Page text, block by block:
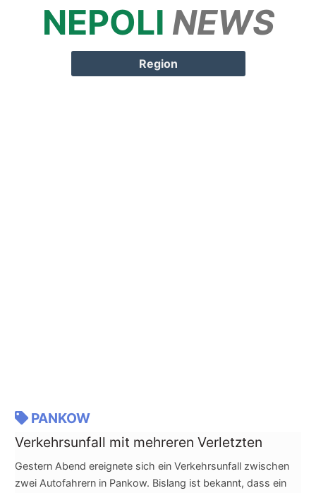
NEPOLI NEWS
Region
PANKOW
Verkehrsunfall mit mehreren Verletzten
Gestern Abend ereignete sich ein Verkehrsunfall zwischen
zwei Autofahrern in Pankow. Bislang ist bekannt, dass ein